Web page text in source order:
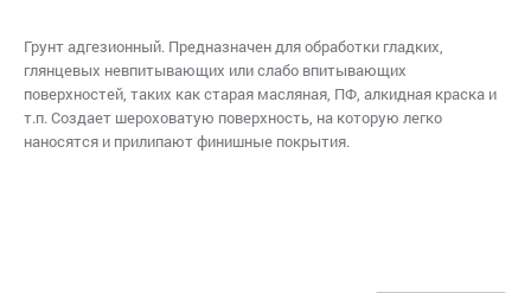
Грунт адгезионный. Предназначен для обработки гладких,
глянцевых невпитывающих или слабо впитывающих
поверхностей, таких как старая масляная, ПФ, алкидная краска и
т.п. Создает шероховатую поверхность, на которую легко
наносятся и прилипают финишные покрытия.